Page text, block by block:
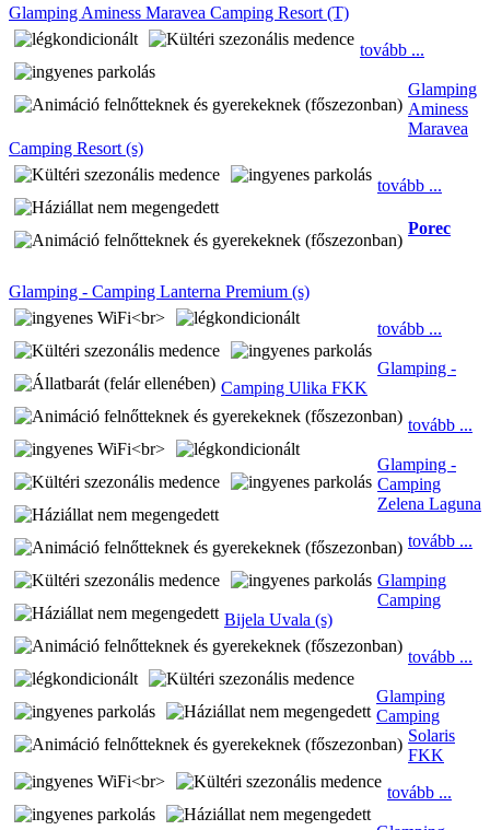
Glamping Aminess Maravea Camping Resort (T)
tovább ...
Glamping
Aminess
Maravea
Camping Resort (s)
tovább ...
Porec
Glamping - Camping Lanterna Premium (s)
tovább ...
Glamping -
Camping Ulika FKK
tovább ...
Glamping -
Camping
Zelena Laguna
tovább ...
Glamping
Camping
Bijela Uvala (s)
tovább ...
Glamping
Camping
Solaris
FKK
tovább ...